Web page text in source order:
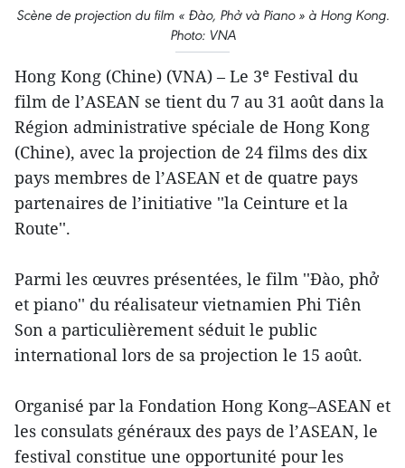
Scène de projection du film « Đào, Phở và Piano » à Hong Kong.
Photo: VNA
Hong Kong (Chine) (VNA) – Le 3ᵉ Festival du
film de l’ASEAN se tient du 7 au 31 août dans la
Région administrative spéciale de Hong Kong
(Chine), avec la projection de 24 films des dix
pays membres de l’ASEAN et de quatre pays
partenaires de l’initiative ''la Ceinture et la
Route''.
Parmi les œuvres présentées, le film ''Đào, phở
et piano'' du réalisateur vietnamien Phi Tiên
Son a particulièrement séduit le public
international lors de sa projection le 15 août.
Organisé par la Fondation Hong Kong–ASEAN et
les consulats généraux des pays de l’ASEAN, le
festival constitue une opportunité pour les